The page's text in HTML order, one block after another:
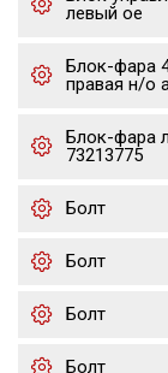
левый oe
Блок-фара
правая н/о
Блок-фара
73213775
Болт
Болт
Болт
Болт